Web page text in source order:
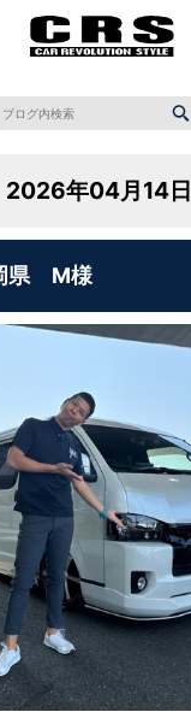
2026年04月14日
県 M様